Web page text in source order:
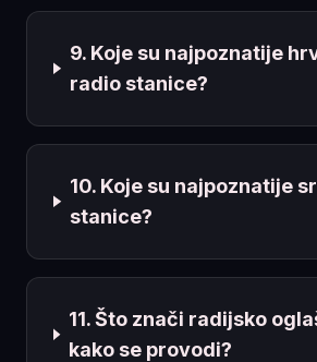
9. Koje su najpoznatije
radio stanice?
10. Koje su najpoznatije
stanice?
11. Što znači radijsko
kako se provodi?